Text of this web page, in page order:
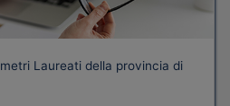
Laureati della provincia di